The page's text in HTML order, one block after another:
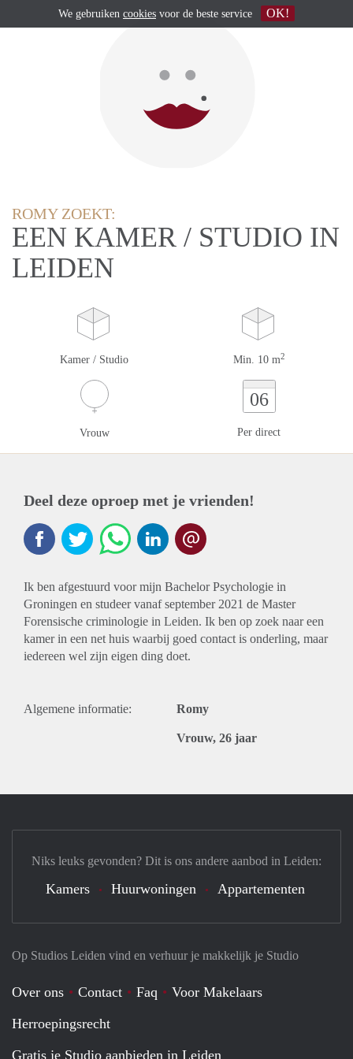
ROMY ZOEKT:
EEN KAMER / STUDIO IN
LEIDEN
Kamer / Studio Min. 10 m2
Vrouw
06
Per direct
Deel deze oproep met je vrienden!
Ik ben afgestuurd voor mijn Bachelor Psychologie in
Groningen en studeer vanaf september 2021 de Master
Forensische criminologie in Leiden. Ik ben op zoek naar een
kamer in een net huis waarbij goed contact is onderling, maar
iedereen wel zijn eigen ding doet.
Algemene informatie: Romy
Vrouw, 26 jaar
Op Studios Leiden vind en verhuur je makkelijk je Studio
Over ons Contact Faq
Voor Makelaars
Herroepingsrecht
Gratis je Studio aanbieden in Leiden
Niks leuks gevonden? Dit is ons andere aanbod in Leiden:
Kamers Huurwoningen Appartementen
We gebruiken cookies voor de beste service OK!